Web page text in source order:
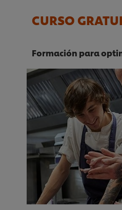
CURSO
Formación para